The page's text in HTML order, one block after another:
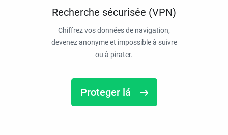
Recherche sécurisée (VPN)
Chiffrez vos données de navigation,
devenez anonyme et impossible à suivre
ou à pirater.
Proteger lá